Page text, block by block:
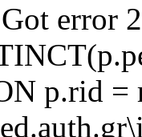
error
p.rid